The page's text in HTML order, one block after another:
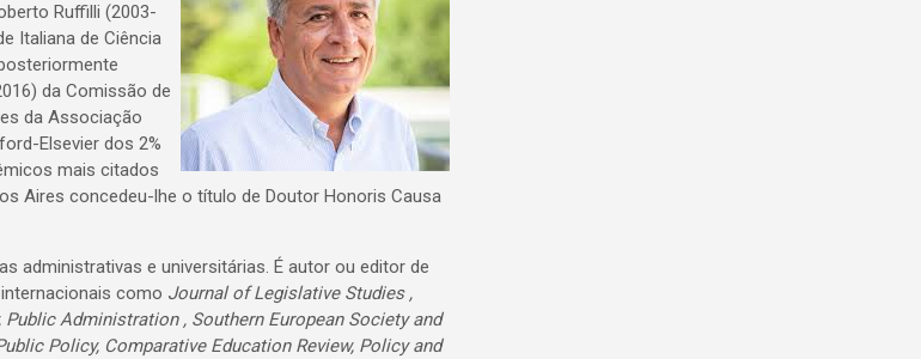
Ruffilli (2003-
Italiana de Ciência
da Comissão de
da Associação
Elsevier dos 2%
mais citados
Aires concedeu-lhe o título de Doutor Honoris Causa
administrativas e universitárias. É autor ou editor de
como Journal of Legislative Studies ,
Administration , Southern European Society and
Policy, Comparative Education Review, Policy and